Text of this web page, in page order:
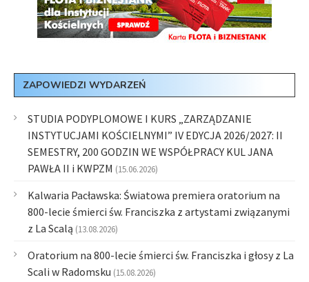
ZAPOWIEDZI WYDARZEŃ
STUDIA PODYPLOMOWE I KURS „ZARZĄDZANIE
INSTYTUCJAMI KOŚCIELNYMI” IV EDYCJA 2026/2027: II
SEMESTRY, 200 GODZIN WE WSPÓŁPRACY KUL JANA
PAWŁA II i KWPZM (15.06.2026)
Kalwaria Pacławska: Światowa premiera oratorium na
800-lecie śmierci św. Franciszka z artystami związanymi
z La Scalą (13.08.2026)
Oratorium na 800-lecie śmierci św. Franciszka i głosy z La
Scali w Radomsku (15.08.2026)